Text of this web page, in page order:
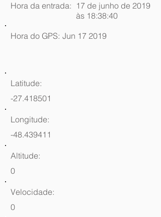
Hora da entrada: 17 de junho de 2019
às 18:38:40
Hora do GPS: Jun 17 2019
Latitude:
-27.418501
Longitude:
-48.439411
Altitude:
0
Velocidade:
0